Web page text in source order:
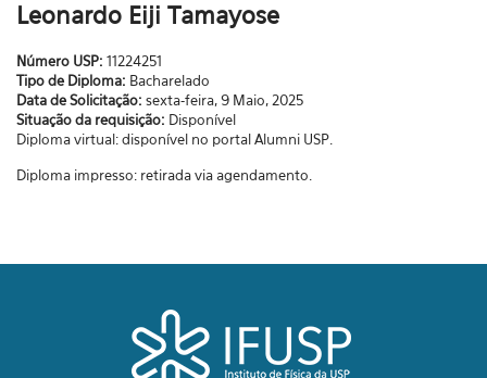
Leonardo Eiji Tamayose
Número USP: 11224251
Tipo de Diploma: Bacharelado
Data de Solicitação: sexta-feira, 9 Maio, 2025
Situação da requisição: Disponível
Diploma virtual: disponível no portal Alumni USP.
Diploma impresso: retirada via agendamento.